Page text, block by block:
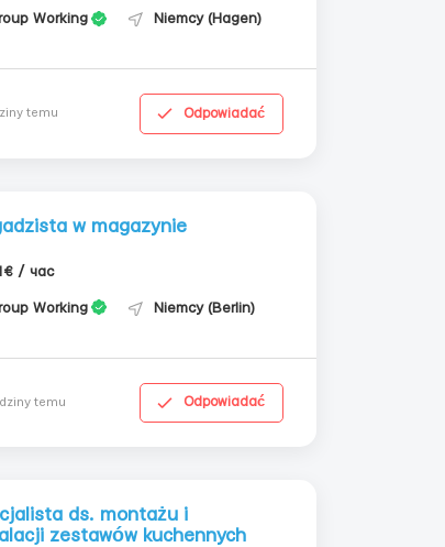
Working Niemcy (Hagen)
temu Odpowiadać
w magazynie
/ час
Working Niemcy (Berlin)
temu Odpowiadać
ds. montażu i
zestawów kuchennych